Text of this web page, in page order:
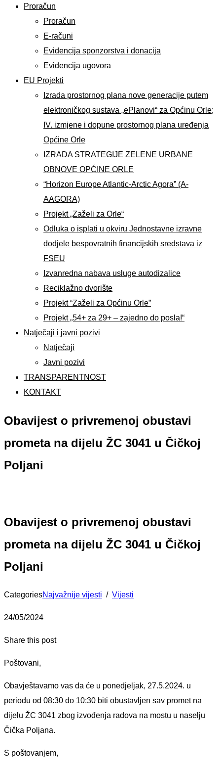
Proračun
Proračun
E-računi
Evidencija sponzorstva i donacija
Evidencija ugovora
EU Projekti
Izrada prostornog plana nove generacije putem
elektroničkog sustava „ePlanovi“ za Općinu Orle;
IV. izmjene i dopune prostornog plana uređenja
Općine Orle
IZRADA STRATEGIJE ZELENE URBANE
OBNOVE OPĆINE ORLE
“Horizon Europe Atlantic-Arctic Agora” (A-
AAGORA)
Projekt „Zaželi za Orle“
Odluka o isplati u okviru Jednostavne izravne
dodjele bespovratnih financijskih sredstava iz
FSEU
Izvanredna nabava usluge autodizalice
Reciklažno dvorište
Projekt “Zaželi za Općinu Orle”
Projekt „54+ za 29+ – zajedno do posla!“
Natječaji i javni pozivi
Natječaji
Javni pozivi
TRANSPARENTNOST
KONTAKT
Obavijest o privremenoj obustavi
prometa na dijelu ŽC 3041 u Čičkoj
Poljani
Obavijest o privremenoj obustavi
prometa na dijelu ŽC 3041 u Čičkoj
Poljani
CategoriesNajvažnije vijesti / Vijesti
24/05/2024
Share this post
Poštovani,
Obavještavamo vas da će u ponedjeljak, 27.5.2024. u
periodu od 08:30 do 10:30 biti obustavljen sav promet na
dijelu ŽC 3041 zbog izvođenja radova na mostu u naselju
Čička Poljana.
S poštovanjem,